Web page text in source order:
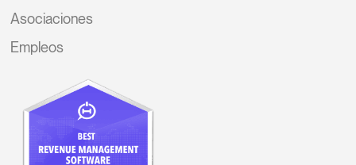
Asociaciones
Empleos